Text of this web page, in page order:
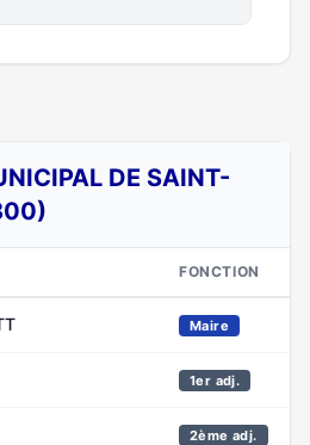
DE SAINT-
FONCTION
Maire
1er adj.
2ème adj.